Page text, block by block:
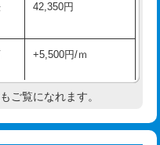
作
11,000円
42,350円
+5,500円/ｍ
現地調査
ご覧になれます。